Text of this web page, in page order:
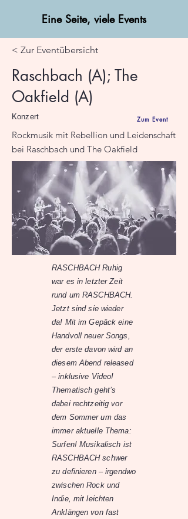
Eine Seite, viele Events
< Zur Eventübersicht
Raschbach (A); The
Oakfield (A)
Konzert Zum Event
Rockmusik mit Rebellion und Leidenschaft
bei Raschbach und The Oakfield
RASCHBACH Ruhig
war es in letzter Zeit
rund um RASCHBACH.
Jetzt sind sie wieder
da! Mit im Gepäck eine
Handvoll neuer Songs,
der erste davon wird an
diesem Abend released
– inklusive Video!
Thematisch geht’s
dabei rechtzeitig vor
dem Sommer um das
immer aktuelle Thema:
Surfen! Musikalisch ist
RASCHBACH schwer
zu definieren – irgendwo
zwischen Rock und
Indie, mit leichten
Anklängen von fast